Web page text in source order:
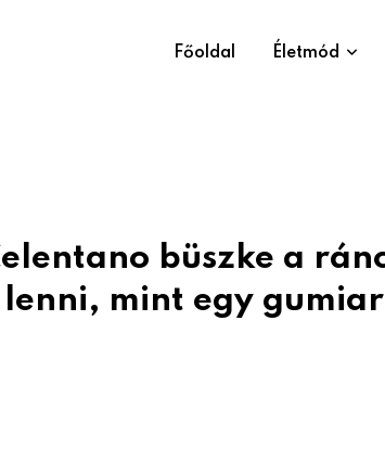
Főoldal Életmód
büszke a
mint egy